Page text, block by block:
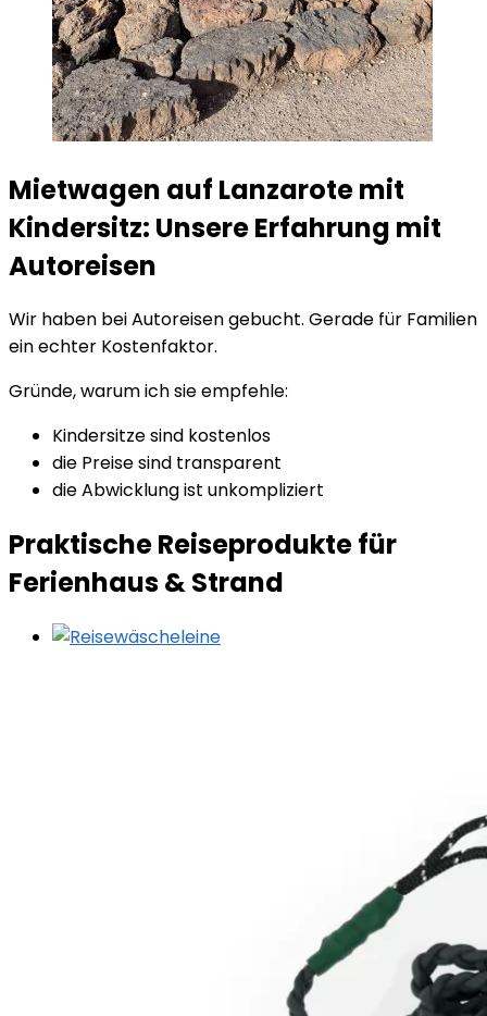
Mietwagen auf Lanzarote mit
Kindersitz: Unsere Erfahrung mit
Autoreisen
Wir haben bei Autoreisen gebucht. Gerade für Familien
ein echter Kostenfaktor.
Gründe, warum ich sie empfehle:
Kindersitze sind kostenlos
die Preise sind transparent
die Abwicklung ist unkompliziert
Praktische Reiseprodukte für
Ferienhaus & Strand